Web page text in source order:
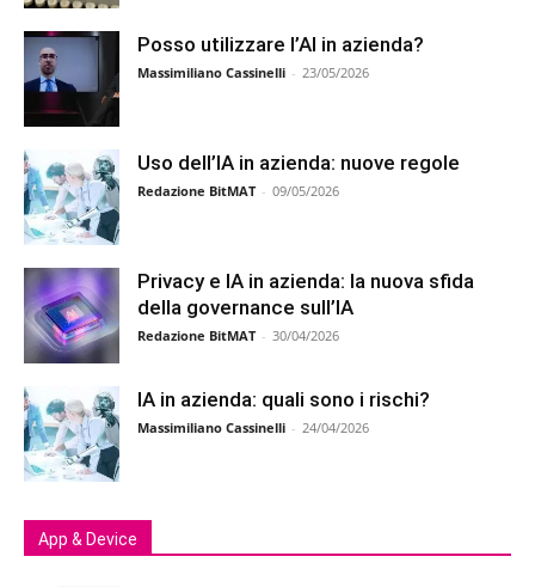
Posso utilizzare l’AI in azienda?
Massimiliano Cassinelli - 23/05/2026
Uso dell’IA in azienda: nuove regole
Redazione BitMAT - 09/05/2026
Privacy e IA in azienda: la nuova sfida
della governance sull’IA
Redazione BitMAT - 30/04/2026
IA in azienda: quali sono i rischi?
Massimiliano Cassinelli - 24/04/2026
App & Device